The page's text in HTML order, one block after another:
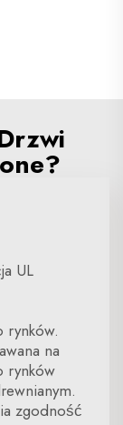
UL
rynków.
na
rynków
zgodność